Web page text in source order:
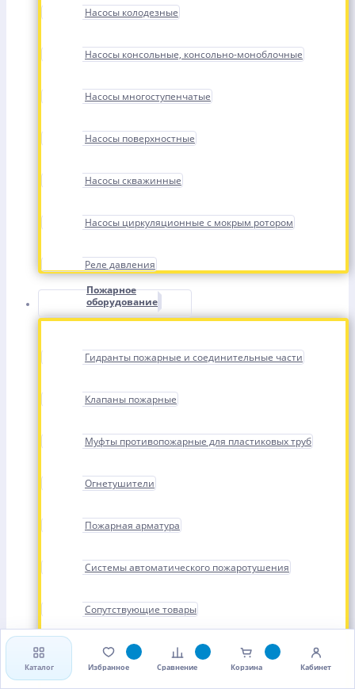
Насосы колодезные
Насосы консольные, консольно-моноблочные
Насосы многоступенчатые
Насосы поверхностные
Насосы скважинные
Насосы циркуляционные с мокрым ротором
Реле давления
Пожарное
оборудование
Гидранты пожарные и соединительные части
Клапаны пожарные
Муфты противопожарные для пластиковых труб
Огнетушители
Пожарная арматура
Системы автоматического пожаротушения
Сопутствующие товары
Стволы, рукава и головки пожарные
Каталог Избранное Сравнение Корзина Кабинет